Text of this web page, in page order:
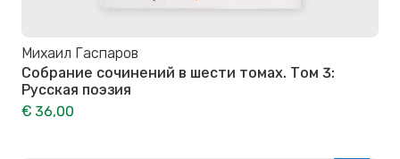
Михаил Гаспаров
Собрание сочинений в шести томах. Том 3:
Русская поэзия
€ 36,00